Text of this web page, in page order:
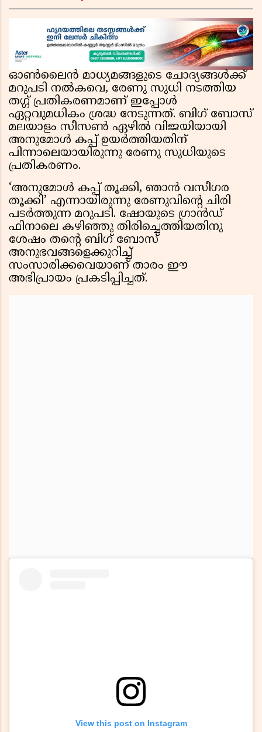
പദ്ധതിയിലും പ്രതികരണം
ഓൺലൈൻ മാധ്യമങ്ങളുടെ ചോദ്യങ്ങൾക്ക്
മറുപടി നൽകവെ, രേണു സുധി നടത്തിയ
തഗ്ഗ് പ്രതികരണമാണ് ഇപ്പോൾ
ഏറ്റവുമധികം ശ്രദ്ധ നേടുന്നത്. ബിഗ് ബോസ്
മലയാളം സീസൺ ഏഴിൽ വിജയിയായി
അനുമോൾ കപ്പ് ഉയർത്തിയതിന്
പിന്നാലെയായിരുന്നു രേണു സുധിയുടെ
പ്രതികരണം.
‘അനുമോൾ കപ്പ് തൂക്കി, ഞാൻ വസീഗര
തൂക്കി’ എന്നായിരുന്നു രേണുവിന്റെ ചിരി
പടർത്തുന്ന മറുപടി. ഷോയുടെ ഗ്രാൻഡ്
ഫിനാലെ കഴിഞ്ഞു തിരിച്ചെത്തിയതിനു
ശേഷം തന്റെ ബിഗ് ബോസ്
അനുഭവങ്ങളെക്കുറിച്ച്
സംസാരിക്കവെയാണ് താരം ഈ
അഭിപ്രായം പ്രകടിപ്പിച്ചത്.
View this post on Instagram